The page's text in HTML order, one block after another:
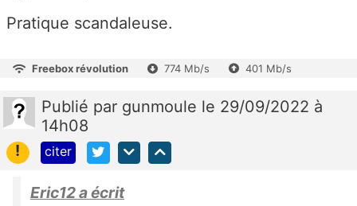
Pratique scandaleuse.
Freebox révolution 774 Mb/s 401 Mb/s
Publié par gunmoule le 29/09/2022 à
14h08
!
citer
Eric12 a écrit